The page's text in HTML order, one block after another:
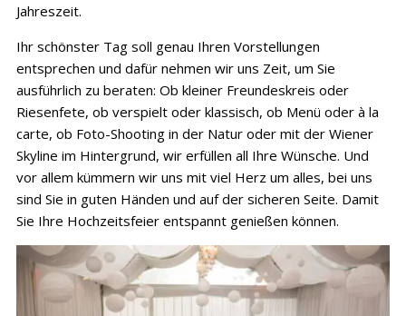
Jahreszeit.
Ihr schönster Tag soll genau Ihren Vorstellungen
entsprechen und dafür nehmen wir uns Zeit, um Sie
ausführlich zu beraten: Ob kleiner Freundeskreis oder
Riesenfete, ob verspielt oder klassisch, ob Menü oder à la
carte, ob Foto-Shooting in der Natur oder mit der Wiener
Skyline im Hintergrund, wir erfüllen all Ihre Wünsche. Und
vor allem kümmern wir uns mit viel Herz um alles, bei uns
sind Sie in guten Händen und auf der sicheren Seite. Damit
Sie Ihre Hochzeitsfeier entspannt genießen können.